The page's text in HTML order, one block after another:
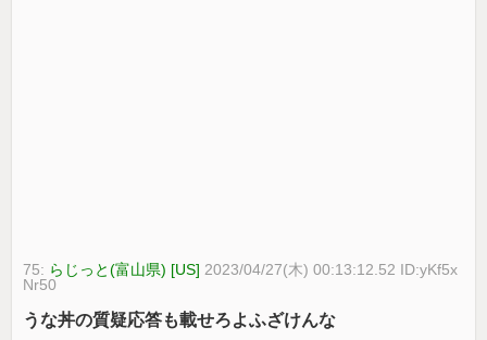
75: らじっと(富山県) [US] 2023/04/27(木) 00:13:12.52 ID:yKf5x
Nr50
うな丼の質疑応答も載せろよふざけんな